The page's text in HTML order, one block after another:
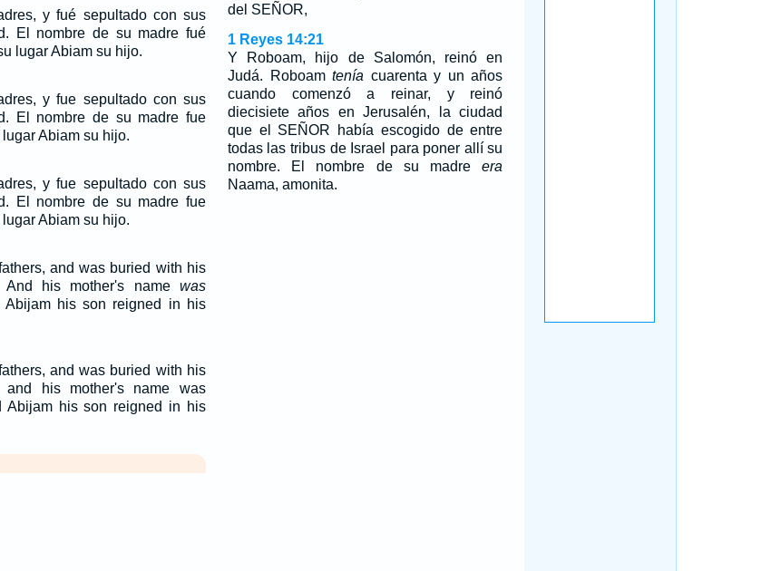
y fué sepultado con sus
El nombre de su madre fué
lugar Abiam su hijo.
y fue sepultado con sus
El nombre de su madre fue
Abiam su hijo.
y fue sepultado con sus
El nombre de su madre fue
Abiam su hijo.
and was buried with his
his mother's name was
Abijam his son reigned in his
and was buried with his
his mother's name was
Abijam his son reigned in his
del SEÑOR,
1 Reyes 14:21
Y Roboam, hijo de Salomón, reinó en
Judá. Roboamtenía cuarenta y un años
cuando comenzó a reinar, y reinó
diecisiete años en Jerusalén, la ciudad
que el SEÑOR había escogido de entre
todas las tribus de Israel para poner allí su
nombre. El nombre de su madreera
Naama, amonita.